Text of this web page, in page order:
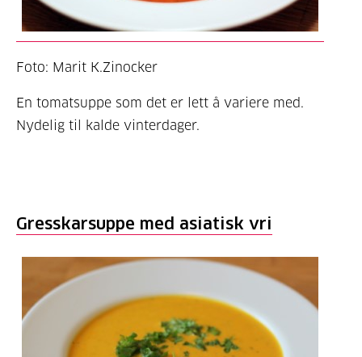
Foto: Marit K.Zinocker
En tomatsuppe som det er lett å variere med.
Nydelig til kalde vinterdager.
Gresskarsuppe med asiatisk vri